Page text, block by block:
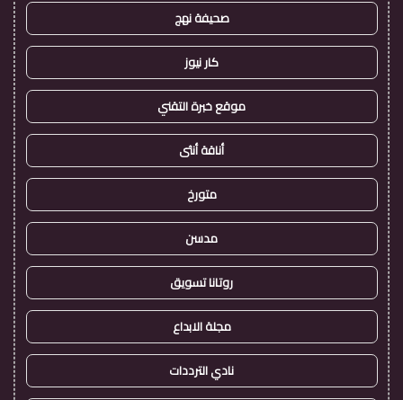
صحيفة نهج
كار نيوز
موقع خبرة التقني
أناقة أنثى
متورخ
مدسن
روتانا تسويق
مجلة الابداع
نادي الترددات